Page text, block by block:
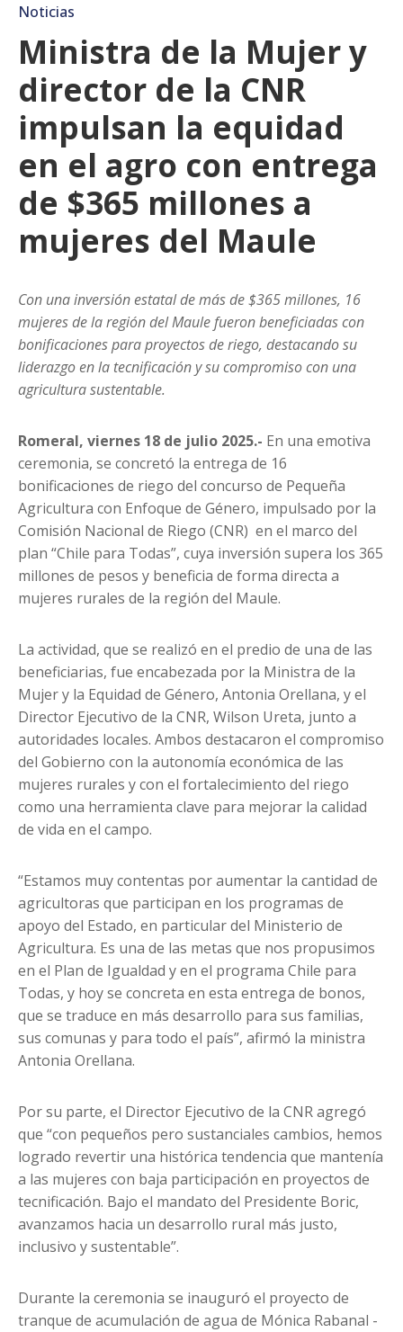
Noticias
Ministra de la Mujer y
director de la CNR
impulsan la equidad
en el agro con entrega
de $365 millones a
mujeres del Maule
Con una inversión estatal de más de $365 millones, 16
mujeres de la región del Maule fueron beneficiadas con
bonificaciones para proyectos de riego, destacando su
liderazgo en la tecnificación y su compromiso con una
agricultura sustentable.
Romeral, viernes 18 de julio 2025.- En una emotiva
ceremonia, se concretó la entrega de 16
bonificaciones de riego del concurso de Pequeña
Agricultura con Enfoque de Género, impulsado por la
Comisión Nacional de Riego (CNR) en el marco del
plan “Chile para Todas”, cuya inversión supera los 365
millones de pesos y beneficia de forma directa a
mujeres rurales de la región del Maule.
La actividad, que se realizó en el predio de una de las
beneficiarias, fue encabezada por la Ministra de la
Mujer y la Equidad de Género, Antonia Orellana, y el
Director Ejecutivo de la CNR, Wilson Ureta, junto a
autoridades locales. Ambos destacaron el compromiso
del Gobierno con la autonomía económica de las
mujeres rurales y con el fortalecimiento del riego
como una herramienta clave para mejorar la calidad
de vida en el campo.
“Estamos muy contentas por aumentar la cantidad de
agricultoras que participan en los programas de
apoyo del Estado, en particular del Ministerio de
Agricultura. Es una de las metas que nos propusimos
en el Plan de Igualdad y en el programa Chile para
Todas, y hoy se concreta en esta entrega de bonos,
que se traduce en más desarrollo para sus familias,
sus comunas y para todo el país”, afirmó la ministra
Antonia Orellana.
Por su parte, el Director Ejecutivo de la CNR agregó
que “con pequeños pero sustanciales cambios, hemos
logrado revertir una histórica tendencia que mantenía
a las mujeres con baja participación en proyectos de
tecnificación. Bajo el mandato del Presidente Boric,
avanzamos hacia un desarrollo rural más justo,
inclusivo y sustentable”.
Durante la ceremonia se inauguró el proyecto de
tranque de acumulación de agua de Mónica Rabanal -